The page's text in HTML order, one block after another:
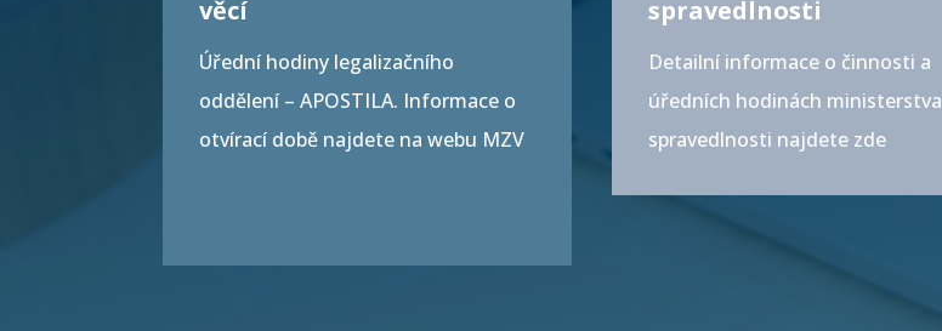
věcí
Úřední hodiny legalizačního
oddělení – APOSTILA. Informace o
otvírací době najdete na webu MZV
spravedlnosti
Detailní informace o činnosti a
úředních hodinách ministerstva
spravedlnosti najdete zde